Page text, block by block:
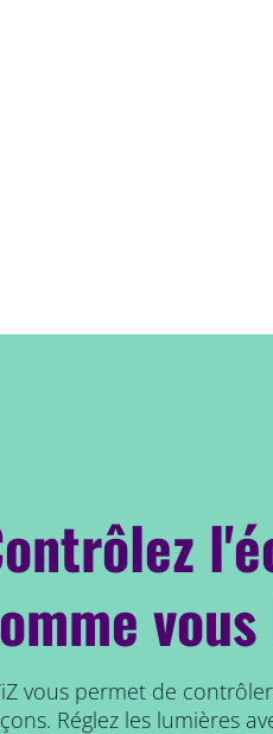
vous permet de
Réglez les lumières